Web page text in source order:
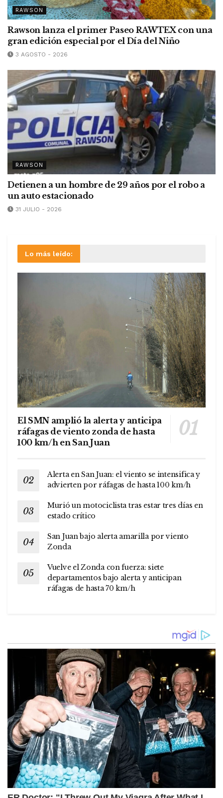
RAWSON
Rawson lanza el primer Paseo RAWTEX con una
gran edición especial por el Día del Niño
3 AGOSTO - 2026
RAWSON
Detienen a un hombre de 29 años por el robo a
un auto estacionado
31 JULIO - 2026
Lo más leído:
El SMN amplió la alerta y anticipa
ráfagas de viento zonda de hasta
100 km/h en San Juan
Alerta en San Juan: el viento se intensifica y
advierten por ráfagas de hasta 100 km/h
Murió un motociclista tras estar tres días en
estado crítico
San Juan bajo alerta amarilla por viento
Zonda
Vuelve el Zonda con fuerza: siete
departamentos bajo alerta y anticipan
ráfagas de hasta 70 km/h